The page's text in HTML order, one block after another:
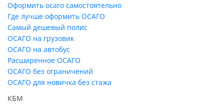
Оформить осаго самостоятельно
Где лучше оформить ОСАГО
Самый дешевый полис
ОСАГО на грузовик
ОСАГО на автобус
Расширенное ОСАГО
ОСАГО без ограничений
ОСАГО для новичка без стажа
КБМ